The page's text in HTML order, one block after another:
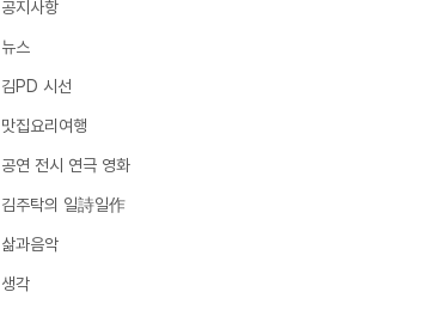
공지사항
뉴스
김PD 시선
맛집요리여행
공연 전시 연극 영화
김주탁의 일詩일作
삶과음악
생각